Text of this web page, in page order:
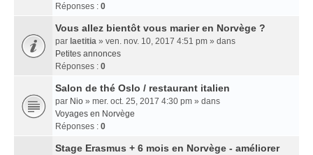
Réponses : 0
Vous allez bientôt vous marier en Norvège ?
par laetitia » ven. nov. 10, 2017 4:51 pm » dans
Petites annonces
Réponses : 0
Salon de thé Oslo / restaurant italien
par Nio » mer. oct. 25, 2017 4:30 pm » dans
Voyages en Norvège
Réponses : 0
Stage Erasmus + 6 mois en Norvège - améliorer